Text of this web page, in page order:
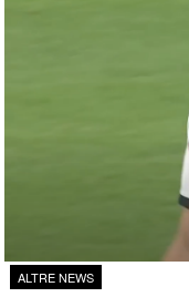
ALTRE NEWS